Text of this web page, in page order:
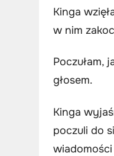
Kinga
w nim
Poczułam,
głosem.
Kinga
poczuli do